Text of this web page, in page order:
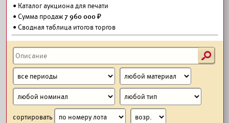
• Каталог аукциона для печати
• Сумма продаж7 960 000 ₽
• Сводная таблица итогов торгов
s
сортировать